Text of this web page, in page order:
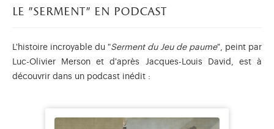
le "serment" en podcast
L'histoire incroyable du "Serment du Jeu de paume", peint par
Luc-Olivier Merson et d'après Jacques-Louis David, est à
découvrir dans un podcast inédit :